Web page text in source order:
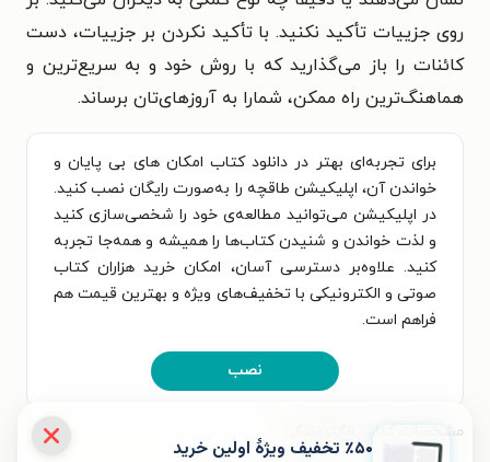
روی جزییات تأکید نکنید. با تأکید نکردن بر جزییات، دست
کائنات را باز می‌گذارید که با روش خود و به سریع‌ترین و
هماهنگ‌ترین راه ممکن، شمارا به آروزهای‌تان برساند.
برای تجربه‌ای بهتر در دانلود کتاب امکان های بی پایان و
خواندن آن، اپلیکیشن طاقچه را به‌صورت رایگان نصب کنید.
در اپلیکیشن می‌توانید مطالعه‌ی خود را شخصی‌سازی کنید
و لذت خواندن و شنیدن کتاب‌ها را همیشه و همه‌جا تجربه
کنید. علاوه‌بر دسترسی آسان، امکان خرید هزاران کتاب
صوتی و الکترونیکی با تخفیف‌های ویژه و بهترین قیمت هم
فراهم است.
نصب
مشخصات کتاب الکترونیکی
٪۵۰ تخفیف ویژۀ اولین خرید